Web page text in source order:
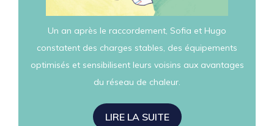
Un an après le raccordement, Sofia et Hugo
constatent des charges stables, des équipements
optimisés et sensibilisent leurs voisins aux avantages
du réseau de chaleur.
LIRE LA SUITE